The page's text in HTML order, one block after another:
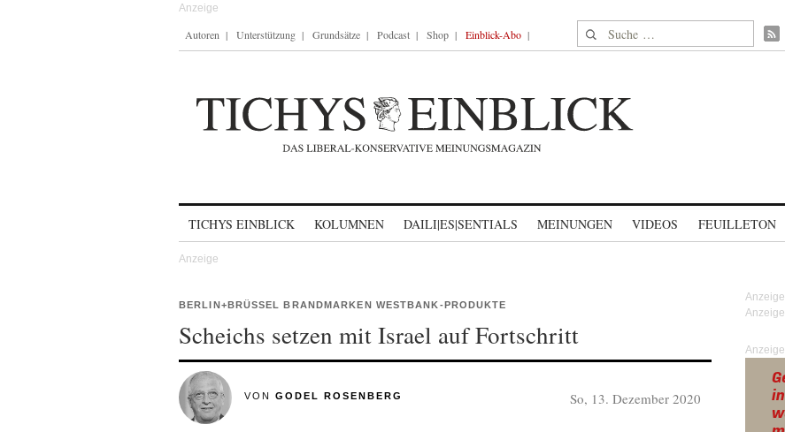
Autoren Unterstützung Grundsätze Podcast Shop Einblick-Abo Suche nach:
TICHYS EINBLICK KOLUMNEN DAILI|ES|SENTIALS MEINUNGEN VIDEOS FEUILLETON
BERLIN+BRÜSSEL BRANDMARKEN WESTBANK-PRODUKTE
Scheichs setzen mit Israel auf Fortschritt
VON GODEL ROSENBERG So, 13. Dezember 2020
Anzeige